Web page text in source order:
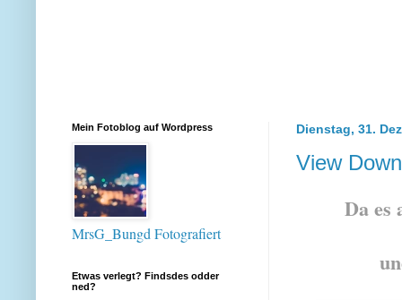
Dienstag, 31.
View
Da es
Mein Fotoblog auf Wordpress
MrsG_Bungd Fotografiert
Etwas verlegt? Findsdes odder
ned?